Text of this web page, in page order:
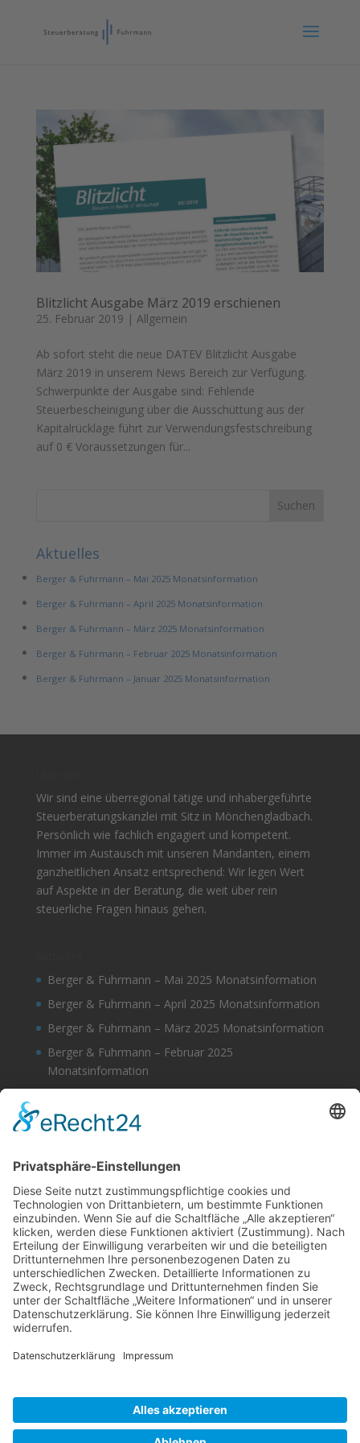
Blitzlicht Ausgabe März 2019 erschienen
25. Februar 2019 | Allgemein
Ab sofort steht die neue DATEV Blitzlicht Ausgabe
März 2019 in unserem News Bereich zur Verfügung.
Schwerpunkte der Ausgabe sind: Fehlende
Steuerbescheinigung über die Ausschüttung aus der
Kapitalrücklage führt zur Verwendungsfestschreibung
auf 0 € Voraussetzungen für...
Aktuelles
Berger & Fuhrmann – Mai 2025 Monatsinformation
Berger & Fuhrmann – April 2025 Monatsinformation
Berger & Fuhrmann – März 2025 Monatsinformation
Berger & Fuhrmann – Februar 2025 Monatsinformation
Berger & Fuhrmann – Januar 2025 Monatsinformation
Wir sind eine überregional tätige und inhabergeführte
Steuerberatungskanzlei mit Sitz in Mönchengladbach.
Persönlich wie fachlich engagiert und kompetent.
Immer im Austausch mit unseren Mandanten, einem
ganzheitlichen Ansatz entsprechend: Wir legen Wert
auf Aspekte in der Beratung, die weit über rein
steuerliche Fragen hinaus gehen.
Berger & Fuhrmann – Mai 2025 Monatsinformation
Berger & Fuhrmann – April 2025 Monatsinformation
Berger & Fuhrmann – März 2025 Monatsinformation
Berger & Fuhrmann – Februar 2025
Monatsinformation
Monatsinformation
Suche
Datenschutz
Cookie-Einstellungen
Sonstige
Kontakt
Facebook
Anfahrt & Lageplan